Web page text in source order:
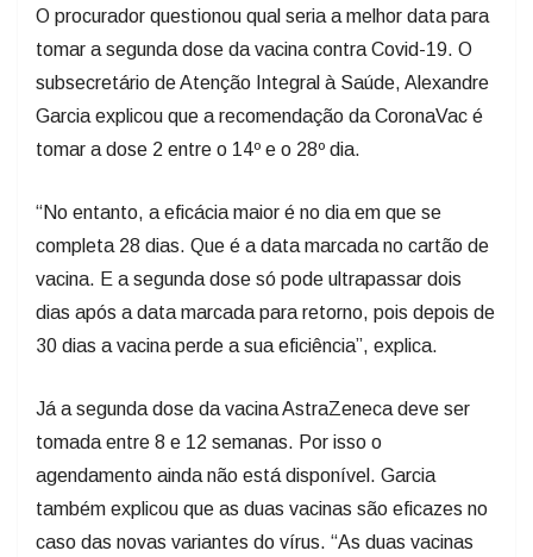
O procurador questionou qual seria a melhor data para
tomar a segunda dose da vacina contra Covid-19. O
subsecretário de Atenção Integral à Saúde, Alexandre
Garcia explicou que a recomendação da CoronaVac é
tomar a dose 2 entre o 14º e o 28º dia.
“No entanto, a eficácia maior é no dia em que se
completa 28 dias. Que é a data marcada no cartão de
vacina. E a segunda dose só pode ultrapassar dois
dias após a data marcada para retorno, pois depois de
30 dias a vacina perde a sua eficiência”, explica.
Já a segunda dose da vacina AstraZeneca deve ser
tomada entre 8 e 12 semanas. Por isso o
agendamento ainda não está disponível. Garcia
também explicou que as duas vacinas são eficazes no
caso das novas variantes do vírus. “As duas vacinas